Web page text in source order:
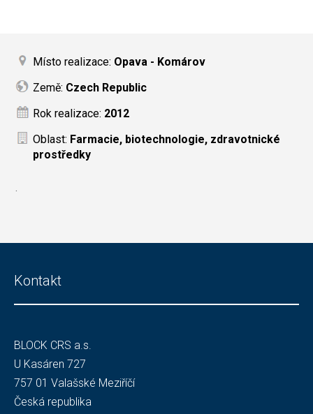
Místo realizace: Opava - Komárov
Země: Czech Republic
Rok realizace: 2012
Oblast: Farmacie, biotechnologie, zdravotnické
prostředky
.
Kontakt
BLOCK CRS a.s.
U Kasáren 727
757 01 Valašské Meziříčí
Česká republika